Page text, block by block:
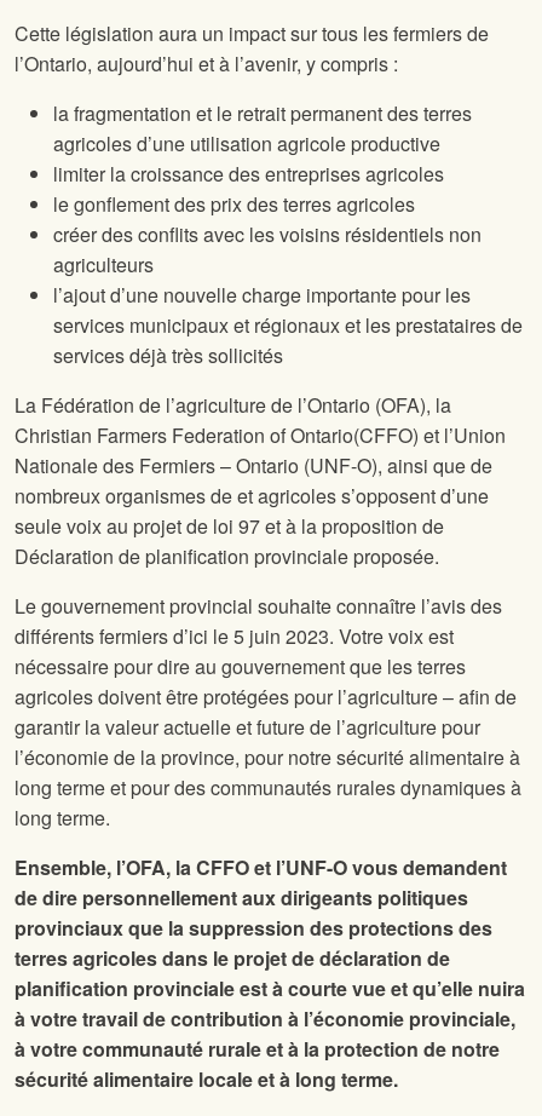
Cette législation aura un impact sur tous les fermiers de
l’Ontario, aujourd’hui et à l’avenir, y compris :
la fragmentation et le retrait permanent des terres
agricoles d’une utilisation agricole productive
limiter la croissance des entreprises agricoles
le gonflement des prix des terres agricoles
créer des conflits avec les voisins résidentiels non
agriculteurs
l’ajout d’une nouvelle charge importante pour les
services municipaux et régionaux et les prestataires de
services déjà très sollicités
La Fédération de l’agriculture de l’Ontario (OFA), la
Christian Farmers Federation of Ontario(CFFO) et l’Union
Nationale des Fermiers – Ontario (UNF-O), ainsi que de
nombreux organismes deet agricoles s’opposent d’une
seule voix au projet de loi 97 et à la proposition de
Déclaration de planification provinciale proposée.
Le gouvernement provincial souhaite connaître l’avis des
différents fermiers d’ici le 5 juin 2023. Votre voix est
nécessaire pour dire au gouvernement que les terres
agricoles doivent être protégées pour l’agriculture – afin de
garantir la valeur actuelle et future de l’agriculture pour
l’économie de la province, pour notre sécurité alimentaire à
long terme et pour des communautés rurales dynamiques à
long terme.
Ensemble, l’OFA, la CFFO et l’UNF-O vous demandent
de dire personnellement aux dirigeants politiques
provinciaux que la suppression des protections des
terres agricoles dans le projet de déclaration de
planification provinciale est à courte vue et qu’elle nuira
à votre travail de contribution à l’économie provinciale,
à votre communauté rurale et à la protection de notre
sécurité alimentaire locale et à long terme.